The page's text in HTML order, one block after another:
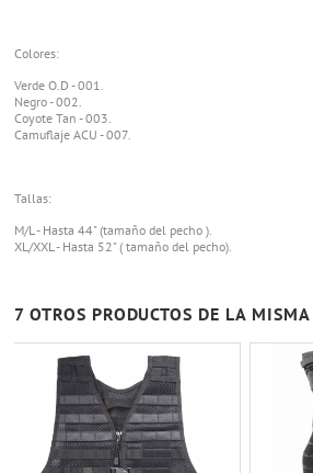
Colores:
Verde O.D - 001.
Negro - 002.
Coyote Tan - 003.
Camuflaje ACU - 007.
Tallas:
M/L - Hasta 44" (tamaño del pecho ).
XL/XXL - Hasta 52" ( tamaño del pecho).
7 OTROS PRODUCTOS DE LA